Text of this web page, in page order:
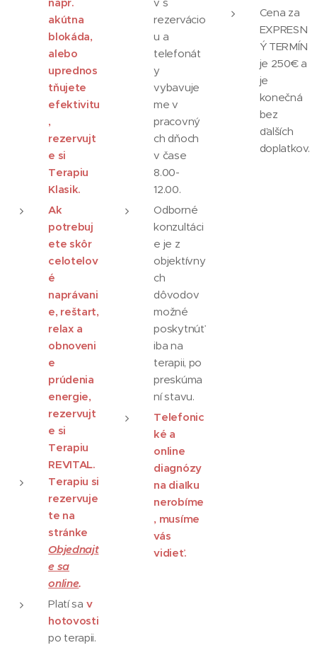
akútna
blokáda,
alebo
uprednos
tňujete
efektivitu
,
rezervujt
e si
Terapiu
Klasik.
Ak
potrebuj
ete skôr
celotelov
é
naprávani
e, reštart,
relax a
obnoveni
e
prúdenia
energie,
rezervujt
e si
Terapiu
REVITAL.
Terapiu si
rezervuje
te na
stránke
Objednajt
e sa
online.
Platí sa v
hotovosti
po terapii.
rezervácio
u a
telefonát
y
vybavuje
me v
pracovný
ch dňoch
v čase
8.00-
12.00.
Odborné
konzultáci
e je z
objektívny
ch
dôvodov
možné
poskytnúť
iba na
terapii, po
preskúma
ní stavu.
Telefonic
ké a
online
diagnózy
na diaľku
nerobíme
, musíme
vás
vidieť.
Cena za
EXPRESN
Ý TERMÍN
je 250€ a
je
konečná
bez
ďalších
doplatkov.